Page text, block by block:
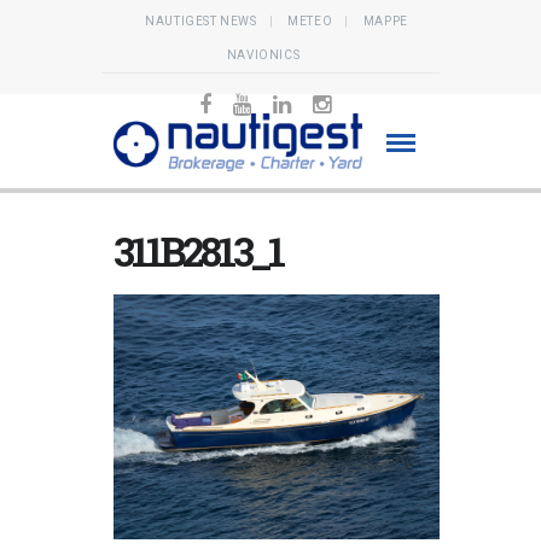
NAUTIGEST NEWS METEO MAPPE
NAVIONICS
311B2813_1